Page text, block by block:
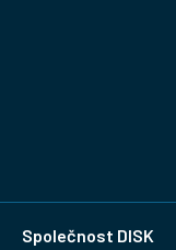
Společnost DISK